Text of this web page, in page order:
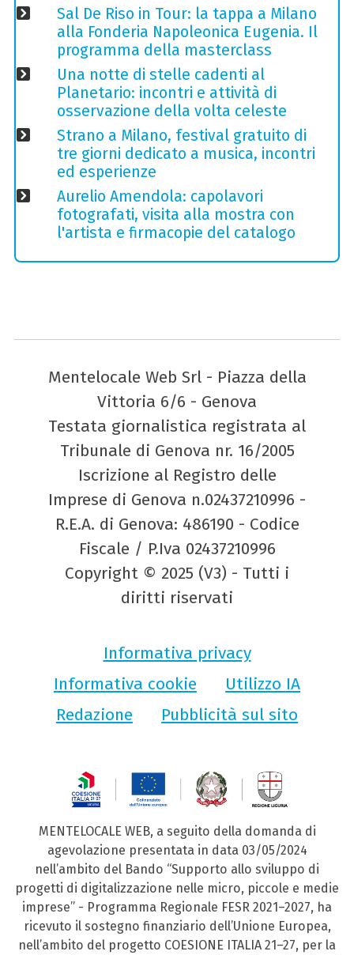
Sal De Riso in Tour: la tappa a Milano
alla Fonderia Napoleonica Eugenia. Il
programma della masterclass
Una notte di stelle cadenti al
Planetario: incontri e attività di
osservazione della volta celeste
Strano a Milano, festival gratuito di
tre giorni dedicato a musica, incontri
ed esperienze
Aurelio Amendola: capolavori
fotografati, visita alla mostra con
l'artista e firmacopie del catalogo
Mentelocale Web Srl - Piazza della
Vittoria 6/6 - Genova
Testata giornalistica registrata al
Tribunale di Genova nr. 16/2005
Iscrizione al Registro delle
Imprese di Genova n.02437210996 -
R.E.A. di Genova: 486190 - Codice
Fiscale / P.Iva 02437210996
Copyright © 2025 (V3) - Tutti i
diritti riservati
Informativa privacy
Informativa cookie
Utilizzo IA
Redazione
Pubblicità sul sito
MENTELOCALE WEB, a seguito della domanda di
agevolazione presentata in data 03/05/2024
nell’ambito del Bando “Supporto allo sviluppo di
progetti di digitalizzazione nelle micro, piccole e medie
imprese” - Programma Regionale FESR 2021–2027, ha
ricevuto il sostegno finanziario dell’Unione Europea,
nell’ambito del progetto COESIONE ITALIA 21–27, per la